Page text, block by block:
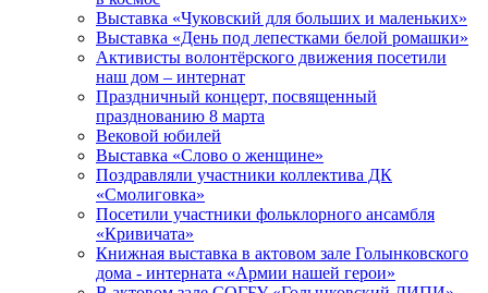
Выставка «Чуковский для больших и маленьких»
Выставка «День под лепестками белой ромашки»
Активисты волонтёрского движения посетили
наш дом – интернат
Праздничный концерт, посвященный
празднованию 8 марта
Вековой юбилей
Выставка «Слово о женщине»
Поздравляли участники коллектива ДК
«Смолиговка»
Посетили участники фольклорного ансамбля
«Кривичата»
Книжная выставка в актовом зале Голынковского
дома - интерната «Армии нашей герои»